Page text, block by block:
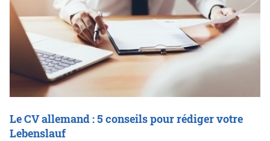
Le CV allemand : 5 conseils pour rédiger votre
Lebenslauf